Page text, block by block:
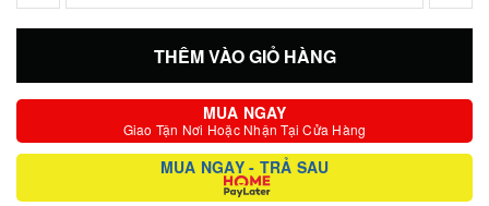
THÊM VÀO GIỎ HÀNG
MUA NGAY
Giao Tận Nơi Hoặc Nhận Tại Cửa Hàng
MUA NGAY - TRẢ SAU